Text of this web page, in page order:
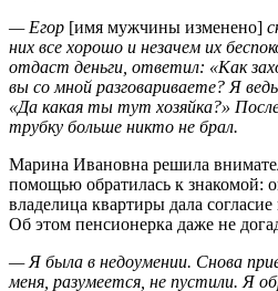
— Егор [имя мужчины изменено]
них все хорошо и незачем их
отдаст деньги, ответил: «Как
вы со мной разговариваете? Я
«Да какая ты тут хозяйка?» После
трубку больше никто не брал.
Марина Ивановна решила
помощью обратилась к знакомой:
владелица квартиры дала
Об этом пенсионерка даже не
— Я была в недоумении. Снова
меня, разумеется, не пустили. Я